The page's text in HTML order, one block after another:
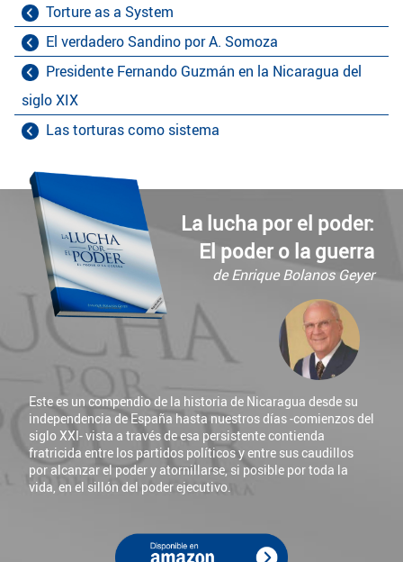
Torture as a System
El verdadero Sandino por A. Somoza
Presidente Fernando Guzmán en la Nicaragua del
siglo XIX
Las torturas como sistema
La lucha por el poder:
El poder o la guerra
de Enrique Bolanos Geyer
Este es un compendio de la historia de Nicaragua desde su
independencia de España hasta nuestros días -comienzos del
siglo XXI- vista a través de esa persistente contienda
fratricida entre los partidos políticos y entre sus caudillos
por alcanzar el poder y atornillarse, si posible por toda la
vida, en el sillón del poder ejecutivo.